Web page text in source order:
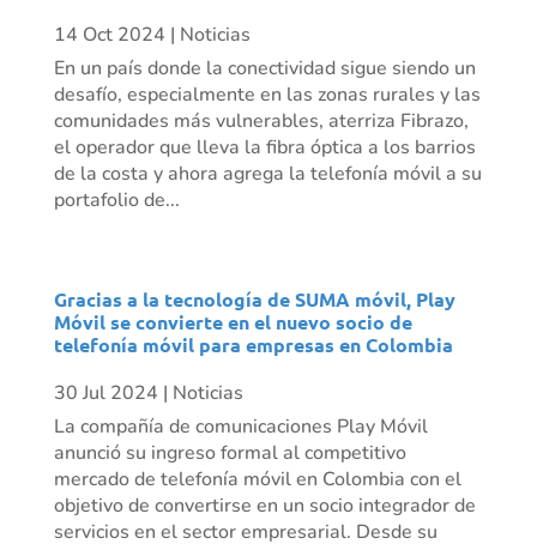
14 Oct 2024 | Noticias
En un país donde la conectividad sigue siendo un
desafío, especialmente en las zonas rurales y las
comunidades más vulnerables, aterriza Fibrazo,
el operador que lleva la fibra óptica a los barrios
de la costa y ahora agrega la telefonía móvil a su
portafolio de...
Gracias a la tecnología de SUMA móvil, Play
Móvil se convierte en el nuevo socio de
telefonía móvil para empresas en Colombia
30 Jul 2024 | Noticias
La compañía de comunicaciones Play Móvil
anunció su ingreso formal al competitivo
mercado de telefonía móvil en Colombia con el
objetivo de convertirse en un socio integrador de
servicios en el sector empresarial. Desde su